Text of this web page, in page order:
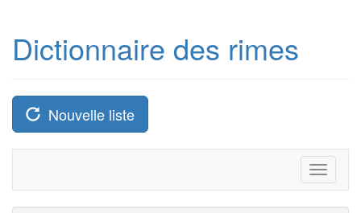
Dictionnaire des rimes
Nouvelle liste
Toggle